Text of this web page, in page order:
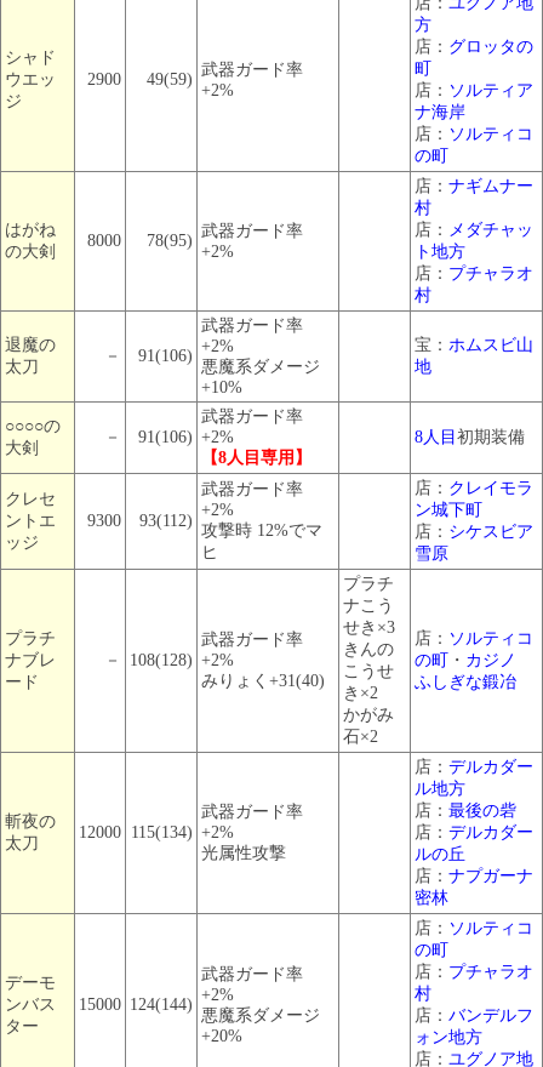
シャド
ウエッ
ジ
2900 49(59)
武器ガード率
+2%
方
店： グロッタの
町
店： ソルティア
ナ海岸
店： ソルティコ
の町
はがね
の大剣
8000 78(95)
武器ガード率
+2%
店： ナギムナー
村
店： メダチャッ
ト地方
店： プチャラオ
村
退魔の
太刀
－ 91(106)
武器ガード率
+2%
悪魔系ダメージ
+10%
宝： ホムスビ山
地
○○○○の
大剣
－ 91(106)
武器ガード率
+2%
【8人目専用】
8人目 初期装備
クレセ
ントエ
ッジ
9300 93(112)
武器ガード率
+2%
攻撃時 12%でマ
ヒ
店： クレイモラ
ン城下町
店： シケスビア
雪原
プラチ
ナブレ
ード
－ 108(128)
武器ガード率
+2%
みりょく+31(40)
プラチ
ナこう
せき×3
きんの
こうせ
き×2
かがみ
石×2
店： ソルティコ
の町
・ カジノ
ふしぎな鍛冶
斬夜の
太刀
12000 115(134)
武器ガード率
+2%
光属性攻撃
店： デルカダー
ル地方
店： 最後の砦
店： デルカダー
ルの丘
店： ナプガーナ
密林
デーモ
ンバス
ター
15000 124(144)
武器ガード率
+2%
悪魔系ダメージ
+20%
店： ソルティコ
の町
店： プチャラオ
村
店： バンデルフ
ォン地方
店： ユグノア地